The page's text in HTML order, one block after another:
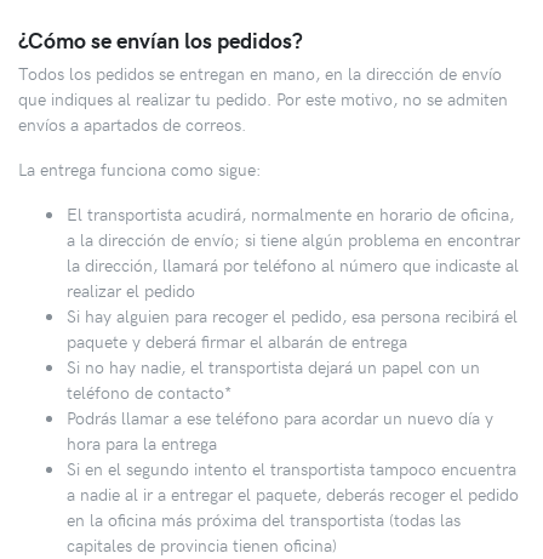
¿Cómo se envían los pedidos?
Todos los pedidos se entregan en mano, en la dirección de envío
que indiques al realizar tu pedido. Por este motivo, no se admiten
envíos a apartados de correos.
La entrega funciona como sigue:
El transportista acudirá, normalmente en horario de oficina,
a la dirección de envío; si tiene algún problema en encontrar
la dirección, llamará por teléfono al número que indicaste al
realizar el pedido
Si hay alguien para recoger el pedido, esa persona recibirá el
paquete y deberá firmar el albarán de entrega
Si no hay nadie, el transportista dejará un papel con un
teléfono de contacto*
Podrás llamar a ese teléfono para acordar un nuevo día y
hora para la entrega
Si en el segundo intento el transportista tampoco encuentra
a nadie al ir a entregar el paquete, deberás recoger el pedido
en la oficina más próxima del transportista (todas las
capitales de provincia tienen oficina)